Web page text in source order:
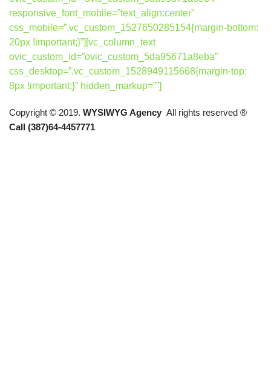
responsive_font_mobile=”text_align:center”
css_mobile=”.vc_custom_1527650285154{margin-bottom:
20px !important;}”][vc_column_text
ovic_custom_id=”ovic_custom_5da95671a8eba”
css_desktop=”.vc_custom_1528949115668{margin-top:
8px !important;}” hidden_markup=””]
Copyright © 2019. WYSIWYG Agency All rights reserved ®
Call (387)64-4457771